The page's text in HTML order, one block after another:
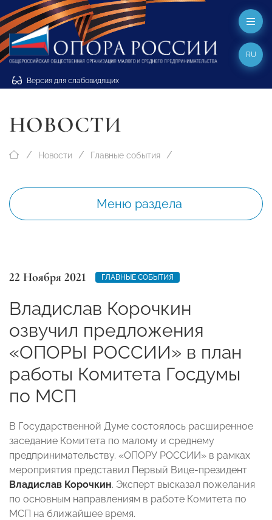
Версия для слабовидящих
RU
НОВОСТИ
Новости Главные события
Меню раздела
22 Ноября 2021 ГЛАВНЫЕ СОБЫТИЯ
Владислав Корочкин
озвучил предложения
«ОПОРЫ РОССИИ» в план
работы Комитета Госдумы
по МСП
В Государственной Думе состоялось расширенное
заседание Комитета по малому и среднему
предпринимательству. «ОПОРУ РОССИИ» в рамках
мероприятия представил Первый Вице-президент
Владислав Корочкин. Эксперт высказал пожелания
по основным направлениям в работе Комитета по
МСП на ближайшее время.